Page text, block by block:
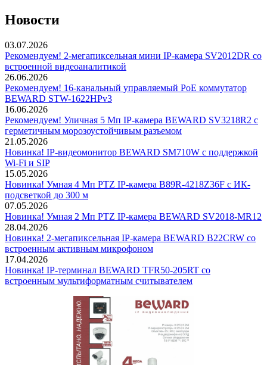
Новости
03.07.2026
Рекомендуем! 2-мегапиксельная мини IP-камера SV2012DR со
встроенной видеоаналитикой
26.06.2026
Рекомендуем! 16-канальный управляемый PoE коммутатор
BEWARD STW-1622HPv3
16.06.2026
Рекомендуем! Уличная 5 Мп IP-камера BEWARD SV3218R2 с
герметичным морозоустойчивым разъемом
21.05.2026
Новинка! IP-видеомонитор BEWARD SM710W с поддержкой
Wi-Fi и SIP
15.05.2026
Новинка! Умная 4 Мп PTZ IP-камера B89R-4218Z36F с ИК-
подсветкой до 300 м
07.05.2026
Новинка! Умная 2 Мп PTZ IP-камера BEWARD SV2018-MR12
28.04.2026
Новинка! 2-мегапиксельная IP-камера BEWARD B22CRW со
встроенным активным микрофоном
17.04.2026
Новинка! IP-терминал BEWARD TFR50-205RT со
встроенным мультиформатным считывателем